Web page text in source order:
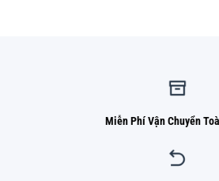
Miễn Phí Vận Chuyển